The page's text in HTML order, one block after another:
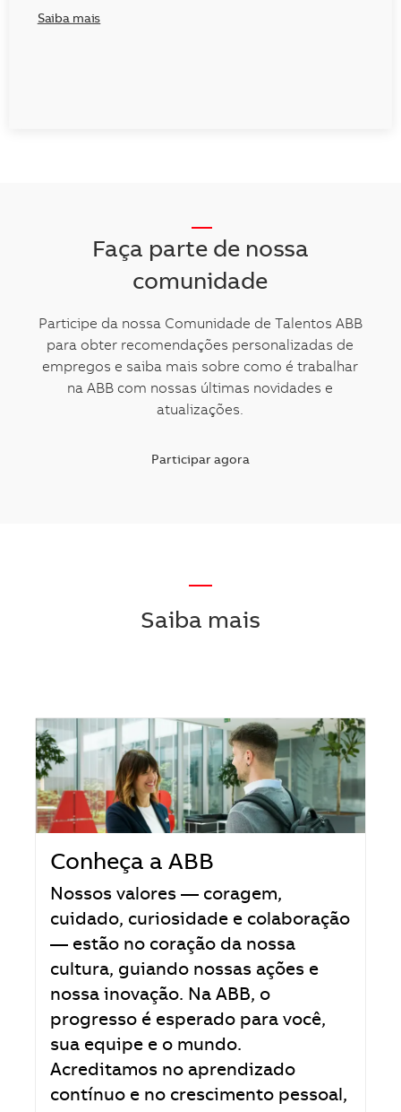
Saiba mais
Faça parte de nossa
comunidade
Participe da nossa Comunidade de Talentos ABB
para obter recomendações personalizadas de
empregos e saiba mais sobre como é trabalhar
na ABB com nossas últimas novidades e
atualizações.
Participar agora
—
Saiba mais
Conheça a ABB
Nossos valores — coragem,
cuidado, curiosidade e colaboração
— estão no coração da nossa
cultura, guiando nossas ações e
nossa inovação. Na ABB, o
progresso é esperado para você,
sua equipe e o mundo.
Acreditamos no aprendizado
contínuo e no crescimento pessoal,